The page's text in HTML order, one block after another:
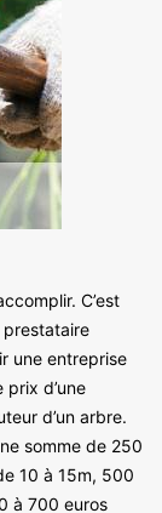
C’est
prestataire
une entreprise
d’une
d’un arbre.
somme de 250
10 à 15m, 500
à 700 euros